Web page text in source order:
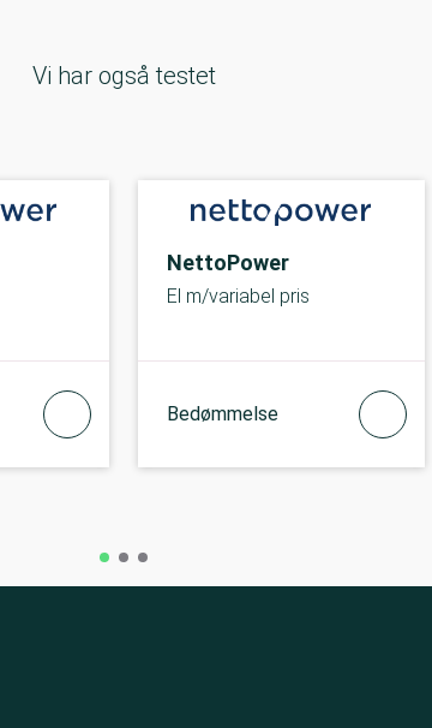
Vi har også testet
NettoPower
El m/variabel pris
Bedømmelse